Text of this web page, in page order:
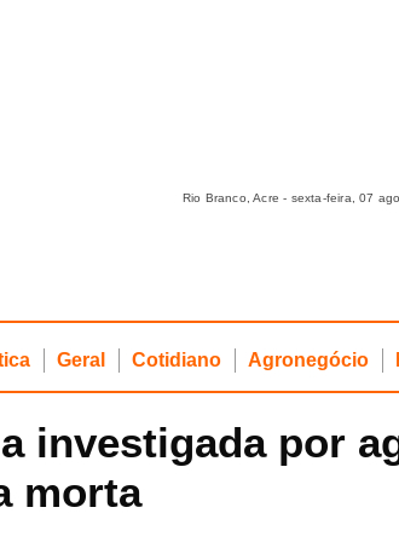
Rio Branco, Acre - sexta-feira, 07
Geral Cotidiano Agronegócio
investigada por
morta